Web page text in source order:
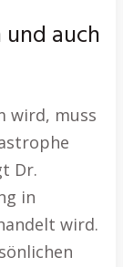
auch
wird, muss
Dr.
in
wird.